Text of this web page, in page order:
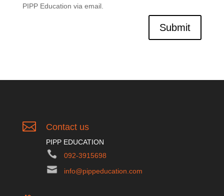
PIPP Education via email.
Submit
 Contact us
PIPP EDUCATION
092-3915698
info@pippeducation.com